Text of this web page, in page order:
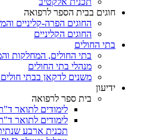
חוגים בבית הספר לרפואה
החוגים הפרה-קליניים
החוגים הקליניים
בתי החולים
בתי החולים, המחלקות
מנהלי בתי החולים
משנים לדקאן בבתי
ידיעון
בית ספר לרפואה
לימודים לתואר
לימודים לתואר
תכנית ארבע